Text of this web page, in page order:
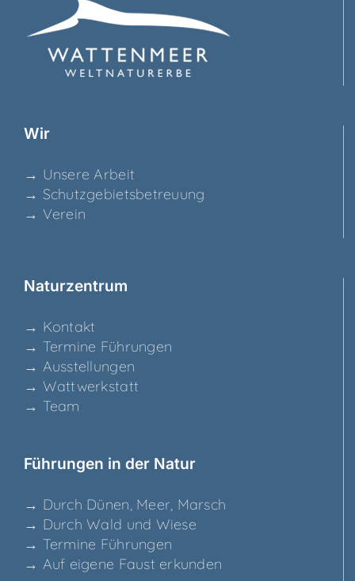
Wir
→ Unse­re Arbeit
→ Schutz­ge­biets­be­treu­ung
→ Ver­ein
Natur­zen­trum
→ Kon­takt
→ Ter­mi­ne Führungen
→ Aus­stel­lun­gen
→ Watt­werk­statt
→ Team
Füh­run­gen in der Natur
→ Durch Dünen, Meer, Marsch
→ Durch Wald und Wiese
→ Ter­mi­ne Führungen
→ Auf eige­ne Faust erkunden